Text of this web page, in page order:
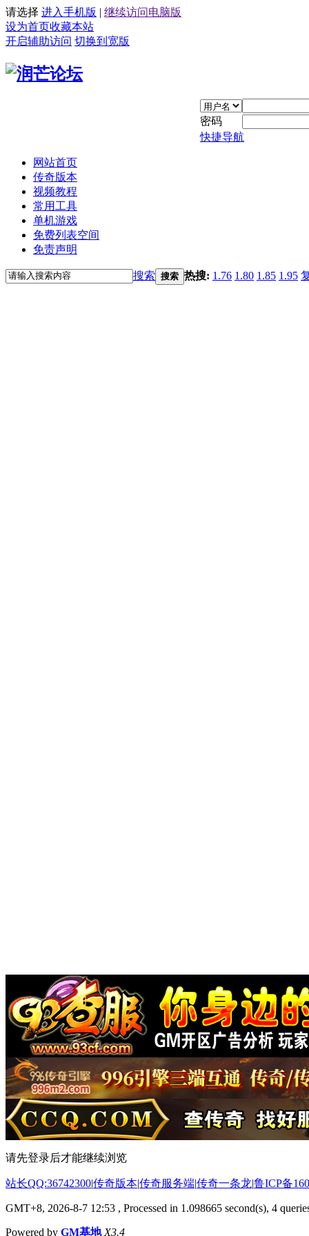
请选择 进入手机版 | 继续访问电脑版
设为首页收藏本站
开启辅助访问 切换到宽版
密码
快捷导航
网站首页
传奇版本
视频教程
常用工具
单机游戏
免费列表空间
免责声明
搜索 搜索 热搜: 1.76 1.80 1.85 1.95
请先登录后才能继续浏览
站长QQ:36742300|传奇版本|传奇服务端|传奇一条龙|鲁ICP备
GMT+8, 2026-8-7 12:53 , Processed in 1.098665 second(s), 4
Powered by GM基地 X3.4